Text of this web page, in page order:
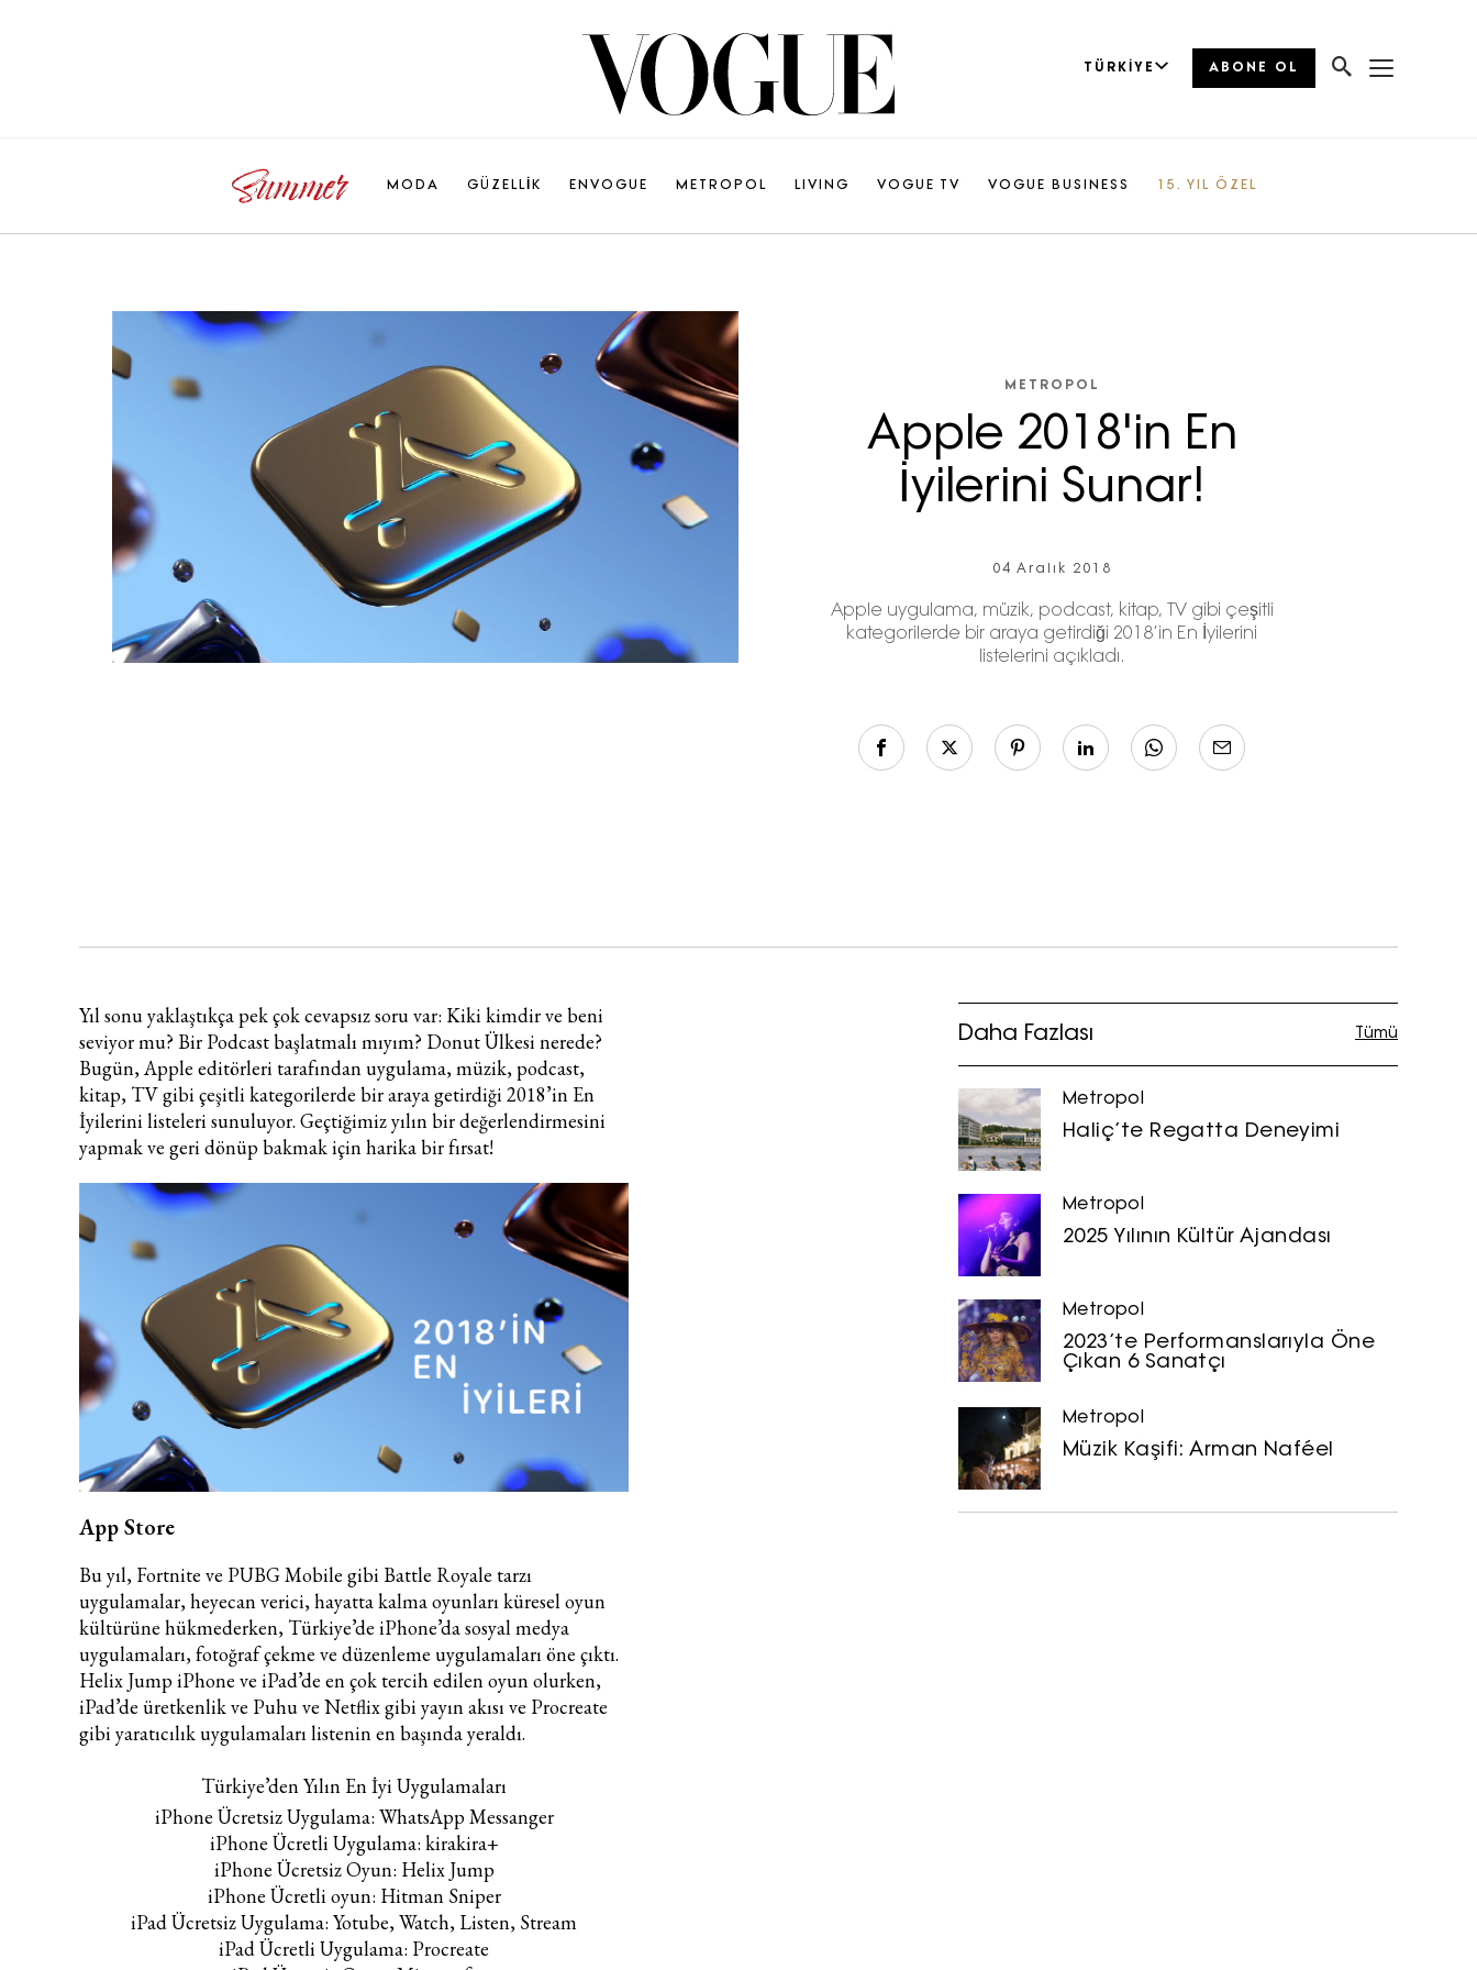
TÜRKIYE ABONE OL
MODA GÜZELLİK ENVOGUE METROPOL LIVING VOGUE TV VOGUE BUSINESS 15. YIL ÖZEL
METROPOL
Apple 2018'in En
İyilerini Sunar!
04 Aralık 2018
Apple uygulama, müzik, podcast, kitap, TV gibi çeşitli
kategorilerde bir araya getirdiği 2018’in En İyilerini
listelerini açıkladı.
Yıl sonu yaklaştıkça pek çok cevapsız soru var: Kiki kimdir ve beni
seviyor mu? Bir Podcast başlatmalı mıyım? Donut Ülkesi nerede?
Bugün, Apple editörleri tarafından uygulama, müzik, podcast,
kitap, TV gibi çeşitli kategorilerde bir araya getirdiği 2018’in En
İyilerini listeleri sunuluyor. Geçtiğimiz yılın bir değerlendirmesini
yapmak ve geri dönüp bakmak için harika bir fırsat!
App Store
Bu yıl, Fortnite ve PUBG Mobile gibi Battle Royale tarzı
uygulamalar, heyecan verici, hayatta kalma oyunları küresel oyun
kültürüne hükmederken, Türkiye’de iPhone’da sosyal medya
uygulamaları, fotoğraf çekme ve düzenleme uygulamaları öne çıktı.
Helix Jump iPhone ve iPad’de en çok tercih edilen oyun olurken,
iPad’de üretkenlik ve Puhu ve Netflix gibi yayın akısı ve Procreate
gibi yaratıcılık uygulamaları listenin en başında yeraldı.
Türkiye’den Yılın En İyi Uygulamaları
iPhone Ücretsiz Uygulama: WhatsApp Messanger
iPhone Ücretli Uygulama: kirakira+
iPhone Ücretsiz Oyun: Helix Jump
iPhone Ücretli oyun: Hitman Sniper
iPad Ücretsiz Uygulama: Yotube, Watch, Listen, Stream
iPad Ücretli Uygulama: Procreate
Daha Fazlası Tümü
Metropol
Haliç’te Regatta Deneyimi
Metropol
2025 Yılının Kültür Ajandası
Metropol
2023’te Performanslarıyla Öne
Çıkan 6 Sanatçı
Metropol
Müzik Kaşifi: Arman Naféel